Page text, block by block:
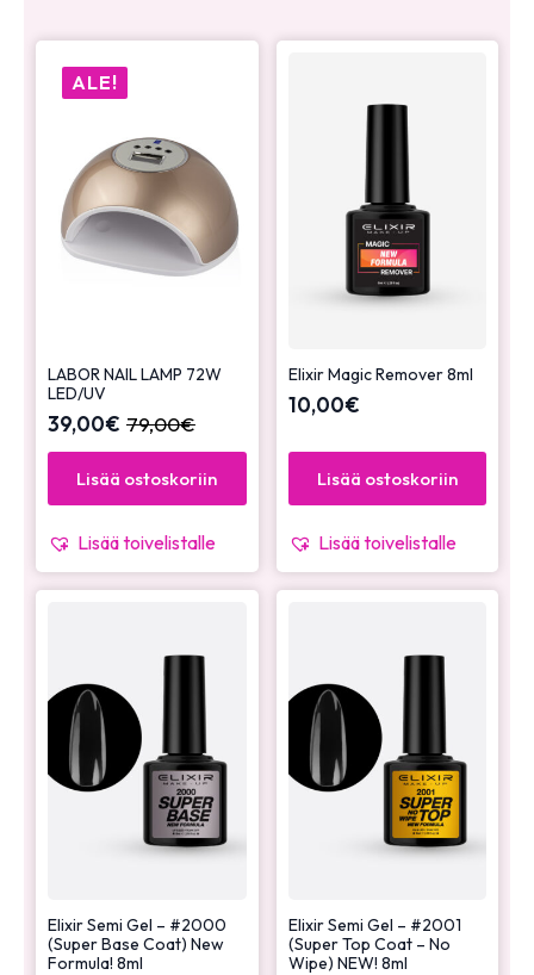
ALE!
LABOR NAIL LAMP 72W
LED/UV
79,00€
39,00€
Lisää ostoskoriin
Lisää toivelistalle
Elixir Magic Remover 8ml
10,00€
Lisää ostoskoriin
Lisää toivelistalle
Elixir Semi Gel – #2000
(Super Base Coat) New
Formula! 8ml
Elixir Semi Gel – #2001
(Super Top Coat – No
Wipe) NEW! 8ml